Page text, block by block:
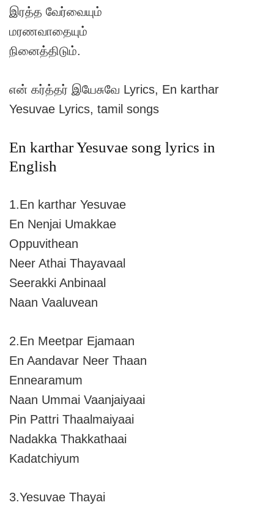
இரத்த வேர்வையும்
மரணவாதையும்
நினைத்திடும்.
என் கர்த்தர் இயேசுவே Lyrics, En karthar
Yesuvae Lyrics, tamil songs
En karthar Yesuvae song lyrics in
English
1.En karthar Yesuvae
En Nenjai Umakkae
Oppuvithean
Neer Athai Thayavaal
Seerakki Anbinaal
Naan Vaaluvean
2.En Meetpar Ejamaan
En Aandavar Neer Thaan
Ennearamum
Naan Ummai Vaanjaiyaai
Pin Pattri Thaalmaiyaai
Nadakka Thakkathaai
Kadatchiyum
3.Yesuvae Thayai